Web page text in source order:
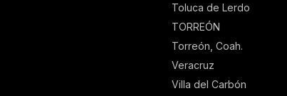
Toluca de Lerdo
TORREÓN
Torreón, Coah.
Veracruz
Villa del Carbón